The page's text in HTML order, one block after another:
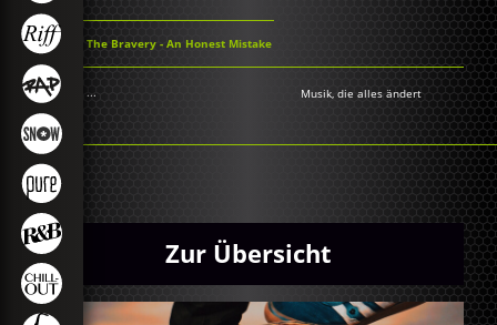
The Bravery - An Honest Mistake
... Musik, die alles ändert
Zur Übersicht